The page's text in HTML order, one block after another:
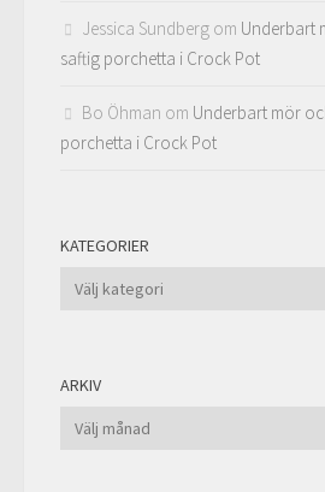
Jessica Sundberg om Underbart
saftig porchetta i Crock Pot
Bo Öhman om Underbart mör
porchetta i Crock Pot
KATEGORIER
Kategorier
ARKIV
Arkiv